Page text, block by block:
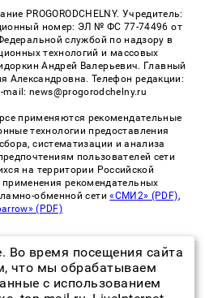
PROGORODCHELNY. Учредитель:
номер: ЭЛ № ФС 77-74496 от
службой по надзору в
технологий и массовых
Андрей Валерьевич. Главный
Александровна. Телефон редакции:
mail: news@progorodchelny.ru
применяются рекомендательные
технологии предоставления
систематизации и анализа
пользователей сети
на территории Российской
рекомендательных
обменной сети«СМИ2» (PDF),
(PDF)
| Все права защищены
сайта 16+
Во время посещения сайта
что мы обрабатываем
с использованием